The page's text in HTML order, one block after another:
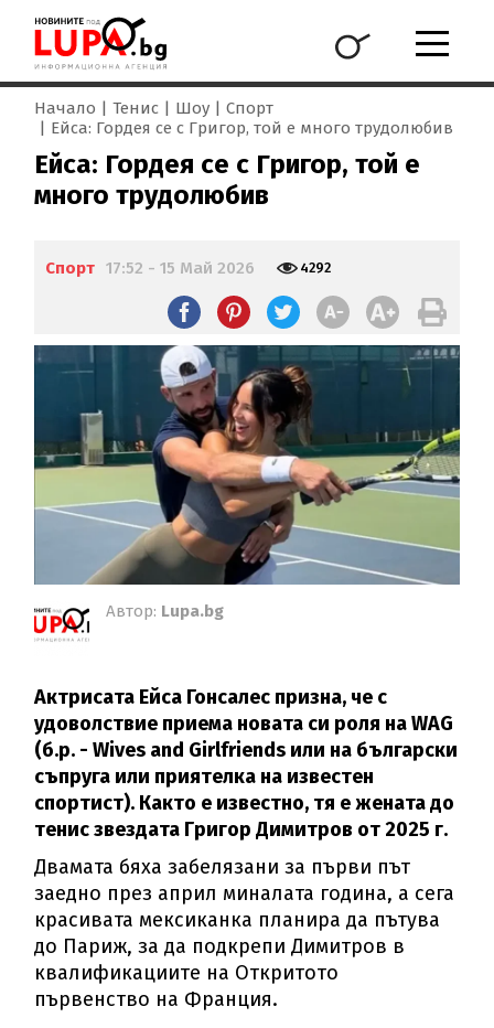
Начало Тенис Шоу
Спорт
Ейса: Гордея се с Григор, той е много трудолюбив
Ейса: Гордея се с Григор, той е
много трудолюбив
Спорт 17:52 - 15 Май 2026 4292
Автор: Lupa.bg
Актрисата Ейса Гонсалес призна, че с
удоволствие приема новата си роля на WAG
(б.р. - Wives and Girlfriends или на български
съпруга или приятелка на известен
спортист). Както е известно, тя е жената до
тенис звездата Григор Димитров от 2025 г.
Двамата бяха забелязани за първи път
заедно през април миналата година, а сега
красивата мексиканка планира да пътува
до Париж, за да подкрепи Димитров в
квалификациите на Откритото
първенство на Франция.